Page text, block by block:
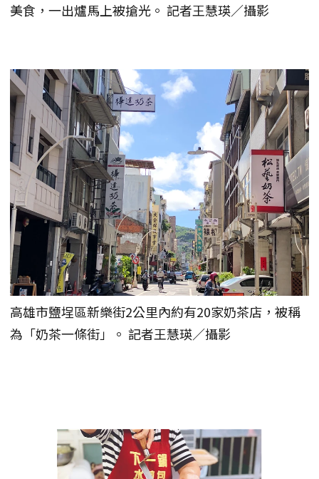
美食，一出爐馬上被搶光。 記者王慧瑛／攝影
高雄市鹽埕區新樂街2公里內約有20家奶茶店，被稱
為「奶茶一條街」。 記者王慧瑛／攝影